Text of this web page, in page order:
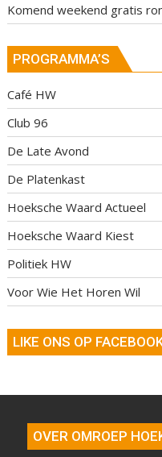
Komend weekend gratis
PROGRAMMA’S
Café HW
Club 96
De Late Avond
De Platenkast
Hoeksche Waard Actueel
Hoeksche Waard Kiest
Politiek HW
Voor Wie Het Horen Wil
LIKE ONS OP
OVER OMROEP